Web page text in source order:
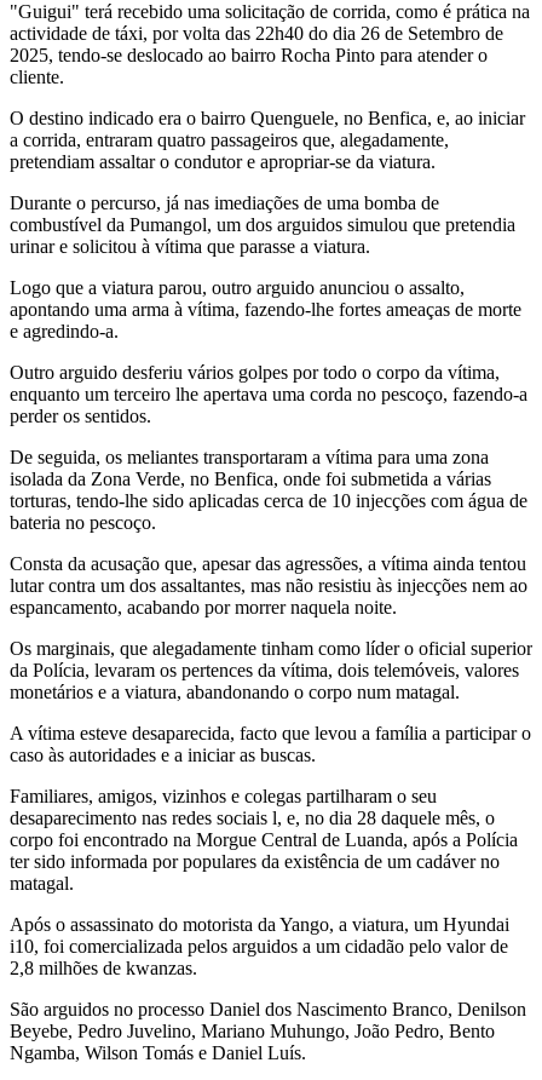
"Guigui" terá recebido uma solicitação de corrida, como é prática na
actividade de táxi, por volta das 22h40 do dia 26 de Setembro de
2025, tendo-se deslocado ao bairro Rocha Pinto para atender o
cliente.
O destino indicado era o bairro Quenguele, no Benfica, e, ao iniciar
a corrida, entraram quatro passageiros que, alegadamente,
pretendiam assaltar o condutor e apropriar-se da viatura.
Durante o percurso, já nas imediações de uma bomba de
combustível da Pumangol, um dos arguidos simulou que pretendia
urinar e solicitou à vítima que parasse a viatura.
Logo que a viatura parou, outro arguido anunciou o assalto,
apontando uma arma à vítima, fazendo-lhe fortes ameaças de morte
e agredindo-a.
Outro arguido desferiu vários golpes por todo o corpo da vítima,
enquanto um terceiro lhe apertava uma corda no pescoço, fazendo-a
perder os sentidos.
De seguida, os meliantes transportaram a vítima para uma zona
isolada da Zona Verde, no Benfica, onde foi submetida a várias
torturas, tendo-lhe sido aplicadas cerca de 10 injecções com água de
bateria no pescoço.
Consta da acusação que, apesar das agressões, a vítima ainda tentou
lutar contra um dos assaltantes, mas não resistiu às injecções nem ao
espancamento, acabando por morrer naquela noite.
Os marginais, que alegadamente tinham como líder o oficial superior
da Polícia, levaram os pertences da vítima, dois telemóveis, valores
monetários e a viatura, abandonando o corpo num matagal.
A vítima esteve desaparecida, facto que levou a família a participar o
caso às autoridades e a iniciar as buscas.
Familiares, amigos, vizinhos e colegas partilharam o seu
desaparecimento nas redes sociais l, e, no dia 28 daquele mês, o
corpo foi encontrado na Morgue Central de Luanda, após a Polícia
ter sido informada por populares da existência de um cadáver no
matagal.
Após o assassinato do motorista da Yango, a viatura, um Hyundai
i10, foi comercializada pelos arguidos a um cidadão pelo valor de
2,8 milhões de kwanzas.
São arguidos no processo Daniel dos Nascimento Branco, Denilson
Beyebe, Pedro Juvelino, Mariano Muhungo, João Pedro, Bento
Ngamba, Wilson Tomás e Daniel Luís.